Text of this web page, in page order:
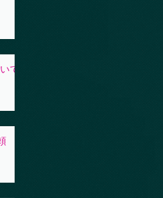
て